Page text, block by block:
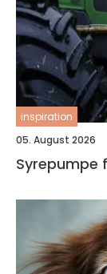
inspiration
05. August 2026
Syrepumpe